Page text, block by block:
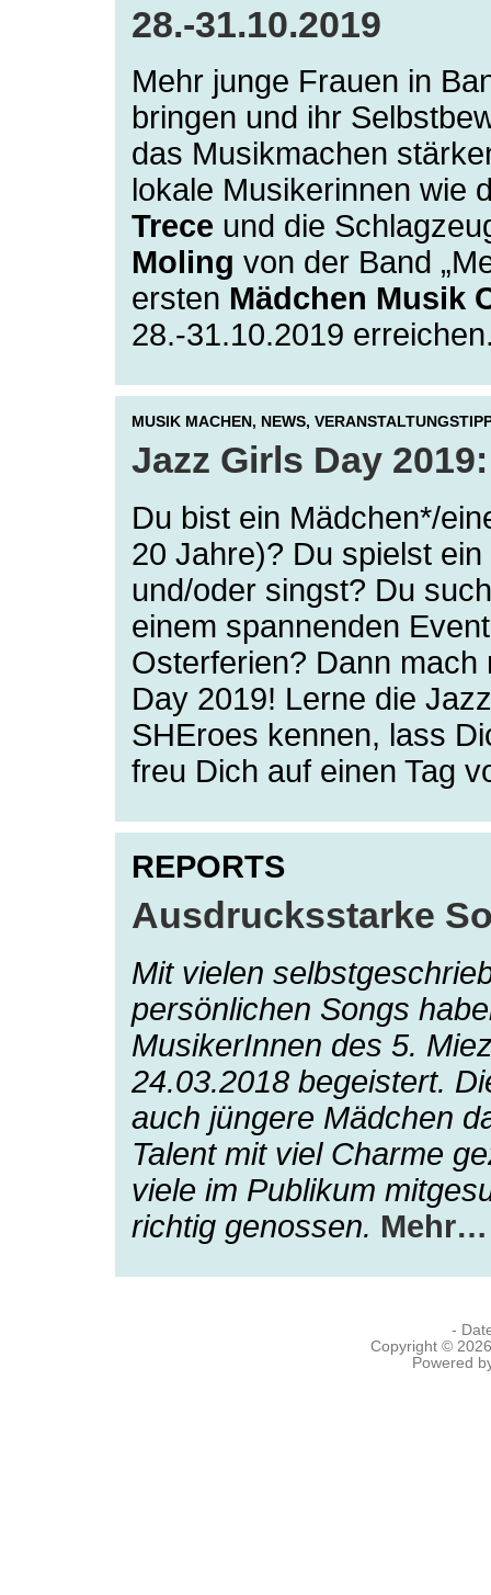
28.-31.10.2019
Mehr junge Frauen in
bringen und ihr
das Musikmachen
lokale Musikerinnen wie
Trece und die
Moling von der Band
ersten Mädchen Musik
28.-31.10.2019
MUSIK MACHEN, NEWS,
Jazz Girls Day
Du bist ein Mädchen*/
20 Jahre)? Du spielst
und/oder singst? Du
einem spannenden
Osterferien? Dann
Day 2019! Lerne die
SHEroes kennen, lass
freu Dich auf einen Tag
REPORTS
Ausdrucksstarke
Mit vielen
persönlichen Songs
MusikerInnen des 5.
24.03.2018 begeistert.
auch jüngere Mädchen
Talent mit viel Charme
viele im Publikum
richtig genossen. Mehr…
-
Copyright ©
Powered